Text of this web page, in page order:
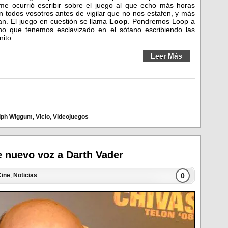
ocurrió escribir sobre el juego al que echo más horas
todos vosotros antes de vigilar que no nos estafen, y más
El juego en cuestión se llama Loop. Pondremos Loop a
que tenemos esclavizado en el sótano escribiendo las
Leer Más
Wiggum, Vicio, Videojuegos
voz a Darth Vader
, Noticias 0